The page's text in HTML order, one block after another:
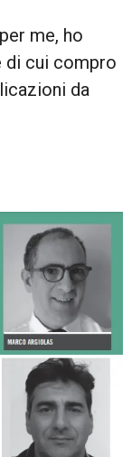
me, ho
di cui compro
da